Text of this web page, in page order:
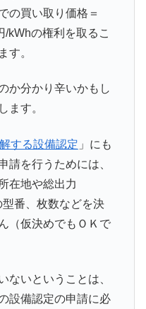
の買い取り価格＝
/kWhの権利を取るこ
す。
か分かり辛いかもし
ます。
する設備認定 」にも
請を行うためには、
在地や総出力
型番、枚数などを決
（仮決めでもＯＫで
ないということは、
設備認定の申請に必